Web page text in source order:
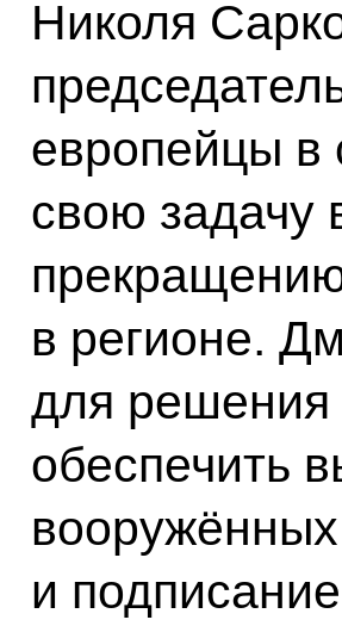
Николя
европейцы в
свою задачу
в регионе.
для решения
обеспечить
и